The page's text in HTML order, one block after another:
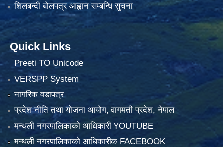
शिलबन्दी बोलपत्र आह्वान सम्बन्धि सुचना
Quick Links
Preeti TO Unicode
VERSPP System
नागरिक वडापत्र
प्रदेश नीति तथा योजना आयोग, वागमती प्रदेश, नेपाल
मन्थली नगरपालिकाको आधिकारी YOUTUBE
मन्थली नगरपालिकाको आधिकारीक FACEBOOK